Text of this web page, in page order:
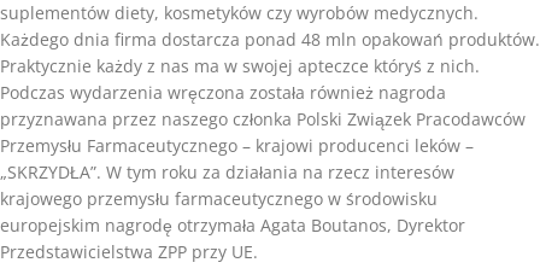
suplementów diety, kosmetyków czy wyrobów medycznych.
Każdego dnia firma dostarcza ponad 48 mln opakowań produktów.
Praktycznie każdy z nas ma w swojej apteczce któryś z nich.
Podczas wydarzenia wręczona została również nagroda
przyznawana przez naszego członka Polski Związek Pracodawców
Przemysłu Farmaceutycznego – krajowi producenci leków –
„SKRZYDŁA”. W tym roku za działania na rzecz interesów
krajowego przemysłu farmaceutycznego w środowisku
europejskim nagrodę otrzymała Agata Boutanos, Dyrektor
Przedstawicielstwa ZPP przy UE.